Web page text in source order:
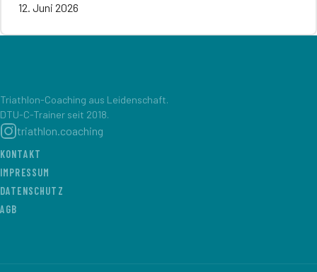
12. Juni 2026
Triathlon-Coaching aus Leidenschaft.
DTU-C-Trainer seit 2018.
triathlon.coaching
KONTAKT
IMPRESSUM
DATENSCHUTZ
AGB